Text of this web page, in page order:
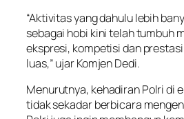
“Aktivitas yang dahulu lebih
sebagai hobi kini telah tumbuh
ekspresi, kompetisi dan
luas,” ujar Komjen Dedi.
Menurutnya, kehadiran Polri di
tidak sekadar berbicara